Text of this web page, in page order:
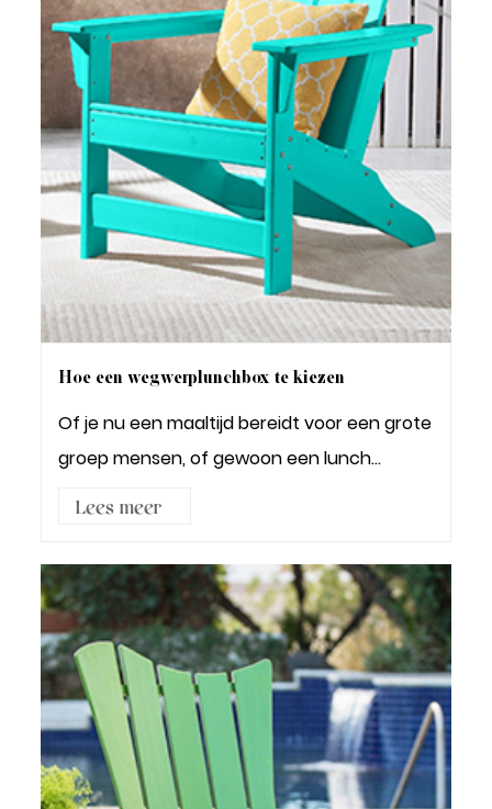
Hoe een wegwerplunchbox te kiezen
Of je nu een maaltijd bereidt voor een grote
groep mensen, of gewoon een lunch
Lees meer3